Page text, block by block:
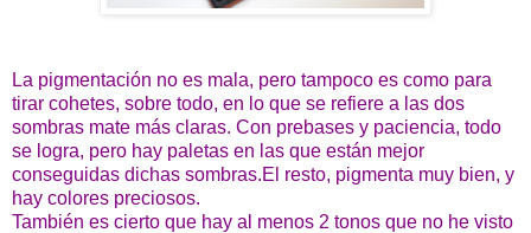
La pigmentación no es mala, pero tampoco es como para
tirar cohetes, sobre todo, en lo que se refiere a las dos
sombras mate más claras. Con prebases y paciencia, todo
se logra, pero hay paletas en las que están mejor
conseguidas dichas sombras.El resto, pigmenta muy bien, y
hay colores preciosos.
También es cierto que hay al menos 2 tonos que no he visto